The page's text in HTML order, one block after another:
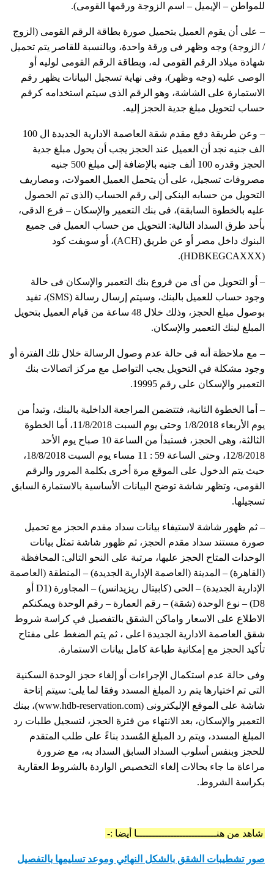
للمواطن – الإيميل – اسم الزوجة ورقمها القومى).
– على أن يقوم العميل بتحميل صورة بطاقة الرقم القومى (الزوج
/ الزوجة) وجه وظهر فى ورقة واحدة، وبالنسبة للقاصر يتم تحميل
شهادة ميلاد الرقم القومى له، وبطاقة الرقم القومى لوليه أو
الوصى عليه (وجه وظهر)، وفى نهاية تسجيل البيانات يظهر رقم
الاستمارة على الشاشة، وهو الرقم الذى سيتم استخدامه كرقم
حساب لتحويل مبلغ جدية الحجز إليه.
– وعن طريقة دفع مقدم شقة العاصمة الادارية الجديدة ال 100
الف جنيه نجد أن العميل عند الحجز يجب أن يحول مبلغ جدية
الحجز وقدره 100 ألف جنيه بالإضافة إلى مبلغ 500 جنيه
مصروفات تسجيل، على أن يتحمل العميل العمولات، ومصاريف
التحويل من حسابه البنكى إلى رقم الحساب (الذى تم الحصول
عليه بالخطوة السابقة)، فى بنك التعمير والإسكان – فرع الدقى،
بأحد طرق السداد التالية: التحويل من حساب العميل فى جميع
البنوك داخل مصر أو عن طريق (ACH)، أو سويفت كود
(HDBKEGCAXXX).
– أو التحويل من أى من فروع بنك التعمير والإسكان فى حالة
وجود حساب للعميل بالبنك، وسيتم إرسال رسالة (SMS)، تفيد
بوصول مبلغ الحجز، وذلك خلال 48 ساعة من قيام العميل بتحويل
المبلغ لبنك التعمير والإسكان.
– مع ملاحظة أنه فى حالة عدم وصول الرسالة خلال تلك الفترة أو
وجود مشكلة في التحويل يجب التواصل مع مركز اتصالات بنك
التعمير والإسكان على رقم 19995.
– أما الخطوة الثانية، فتتضمن المراجعة الداخلية بالبنك، وتبدأ من
يوم الأربعاء 1/8/2018 وحتى يوم السبت 11/8/2018، أما الخطوة
الثالثة، وهى الحجز، فستبدأ من الساعة 10 صباح يوم الأحد
12/8/2018، وحتى الساعة 59 : 11 مساء يوم السبت 18/8/2018،
حيث يتم الدخول على الموقع مرة أخرى بكلمة المرور والرقم
القومى، وتظهر شاشة توضح البيانات الأساسية بالاستمارة السابق
تسجيلها.
– ثم ظهور شاشة لاستيفاء بيانات سداد مقدم الحجز مع تحميل
صورة مستند سداد مقدم الحجز، ثم ظهور شاشة تمثل بيانات
الوحدات المتاح الحجز عليها، مرتبة على النحو التالى: المحافظة
(القاهرة) – المدينة (العاصمة الإدارية الجديدة) – المنطقة (العاصمة
الإدارية الجديدة) – الحى (كابيتال ريزيدانس) – المجاورة (D1 أو
D8) – نوع الوحدة (شقة) – رقم العمارة – رقم الوحدة ويمكنكم
الاطلاع على الاسعار واماكن الشقق بالتفصيل في كراسة شروط
شقق العاصمة الادارية الجديدة اعلى ، ثم يتم الضغط على مفتاح
تأكيد الحجز مع إمكانية طباعة كامل بيانات الاستمارة.
وفى حالة عدم استكمال الإجراءات أو إلغاء حجز الوحدة السكنية
التى تم اختيارها يتم رد المبلغ المسدد وفقا لما يلى: سيتم إتاحة
شاشة على الموقع الإليكترونى (www.hdb-reservation.com)، ببنك
التعمير والإسكان، بعد الانتهاء من فترة الحجز، لتسجيل طلبات رد
المبلغ المسدد، ويتم رد المبلغ المُسدد بناءً على طلب المتقدم
للحجز وبنفس أسلوب السداد السابق السداد به، مع ضرورة
مراعاة ما جاء بحالات إلغاء التخصيص الواردة بالشروط العقارية
بكراسة الشروط.
شاهد من هنــــــــــــــــــــــــــا أيضا :-
صور تشطيبات الشقق بالشكل النهائي وموعد تسليمها بالتفصيل